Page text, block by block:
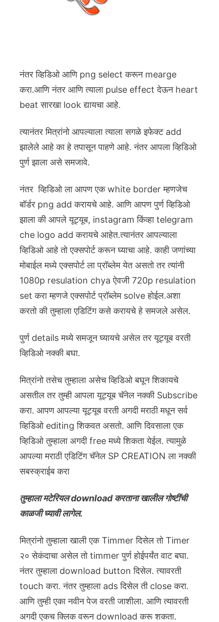
नंतर व्हिडिओ आणि png select करून mearge
करा.आणि नंतर आणि त्याला pulse effect देऊन heart
beat सारखा look द्यायचा आहे.
त्यानंतर मित्रांनो आपल्याला त्याला सगळे इफेक्ट add
झालेले आहे का हे तपासून पाहणे आहे. नंतर आपला व्हिडिओ
पुर्ण झाला असे समजावे.
नंतर व्हिडिओ ला आपण एक white border म्हणजेच
बॉर्डर png add करायचे आहे. आणि आपण पुर्ण व्हिडिओ
झाला की आपले यूट्यूब, instagram किंव्हा telegram
che logo add करायचे आहेत.त्यानंतर आपल्याला
व्हिडिओ आहे तो एक्सपोर्ट करून घ्याचा आहे. काही जणांच्या
मोबाईल मध्ये एक्सपोर्ट ला प्रॉब्लेम येत असतो तर त्यांनी
1080p resulation chya ऐवजी 720p resulation
set करा म्हणजे एक्सपोर्ट प्रॉब्लेम solve होईल.अशा
करतो की तुम्हाला एडिटिंग कसे करायचे हे समजले असेल.
पुर्ण details मध्ये समजून घ्यायचे असेल तर यूट्यूब वरती
व्हिडिओ नक्की बघा.
मित्रांनो तसेच तुम्हाला असेच व्हिडिओ बघून शिकायचे
असतील तर तुम्ही आपला यूट्यूब चॅनेल नक्की Subscribe
करा. आपण आपल्या यूट्यूब वरती अगदी मराठी मधून सर्व
व्हिडिओ editing शिकवत असतो. आणि दिवसाला एक
व्हिडिओ तुम्हाला अगदी free मध्ये शिकता येईल. त्यामुळे
आपल्या मराठी एडिटिंग चॅनेल SP CREATION ला नक्की
सबस्क्राईब करा
तुम्हाला मटेरियल download करताना खालील गोष्टींची
काळजी घ्यावी लागेल.
मित्रांनो तुम्हाला खाली एक Timmer दिसेल तो Timer
२० सेकंदाचा असेल तो timmer पुर्ण होईपर्यंत वाट बघा.
नंतर तुम्हाला download button दिसेल. त्यावरती
touch करा. नंतर तुम्हाला ads दिसेल ती close करा.
आणि तुम्ही एका नवीन पेज वरती जाशीला. आणि त्यावरती
अगदी एकच क्लिक वरून download करू शकता.